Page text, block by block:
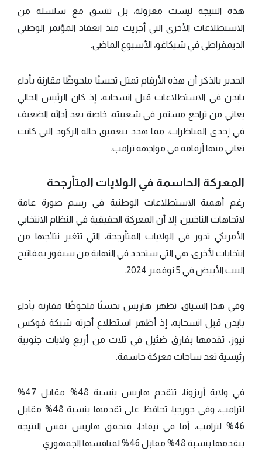
هذه النتيجة ليست معزولة، بل تتسق مع سلسلة من
الاستطلاعات الأخرى التي أجريت منذ انعقاد المؤتمر الوطني
الديمقراطي في شيكاغو، الأسبوع الماضي.
الجدير بالذكر أن هذه الأرقام تمثل تحسنًا ملحوظًا مقارنة بأداء
بايدن في الاستطلاعات قبل انسحابه، إذ كان الرئيس الحالي
يعاني من تراجع مستمر في شعبيته، خاصة بعد أدائه الضعيف
في إحدى المناظرات، مما هدد بتعميق حالة الركود التي كانت
تعاني منها أرقامه في مواجهة ترامب.
المعركة الحاسمة في الولايات المتأرجحة
رغم أهمية الاستطلاعات الوطنية في رسم صورة عامة
لاتجاهات الناخبين، إلا أن المعركة الحقيقية في النظام الانتخابي
الأمريكي تدور في الولايات المتأرجحة، التي تتغير نتائجها من
انتخابات لأخرى، هي التي ستحدد في النهاية من سيفوز بمفاتيح
البيت الأبيض في 5 نوفمبر 2024.
وفي هذا السياق، تظهر هاريس تحسنًا ملحوظًا مقارنة بأداء
بايدن قبل انسحابه، إذ أظهر استطلاع أجرته شبكة فوكس
نيوز، تقدمها بفارق ضئيل في ثلاث من أربع ولايات جنوبية
رئيسية تعد ساحات معركة حاسمة.
في ولاية أريزونا، تتقدم هاريس بنسبة 48% مقابل 47%
لترامب، وفي جورجيا، تحافظ على تقدمها بنسبة 48% مقابل
46% لترامب، أما في نيفادا، فتحقق هاريس نفس النتيجة
بتقدمها بنسبة 48% مقابل 46% لمنافسها الجمهوري.